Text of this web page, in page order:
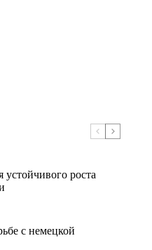
устойчивого роста
с немецкой